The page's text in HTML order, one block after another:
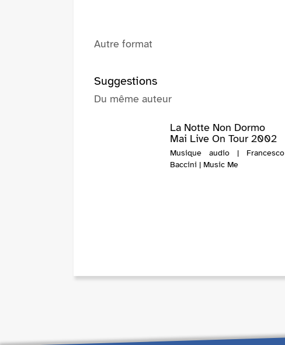
Autre format
Suggestions
Du même auteur
La Notte Non Dormo
Mai Live On Tour 2002
Musique audio | Francesco
Baccini | Music Me